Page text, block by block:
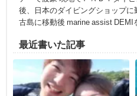
後、日本のダイビングショップ
古島に移動後 marine assist DEMI
最近書いた記事